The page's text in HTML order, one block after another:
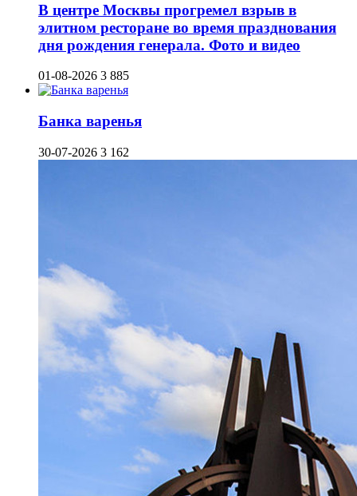
В центре Москвы прогремел взрыв в
элитном ресторане во время празднования
дня рождения генерала. Фото и видео
01-08-2026 3 885
Банка варенья
30-07-2026 3 162